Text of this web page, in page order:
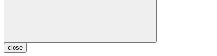
close